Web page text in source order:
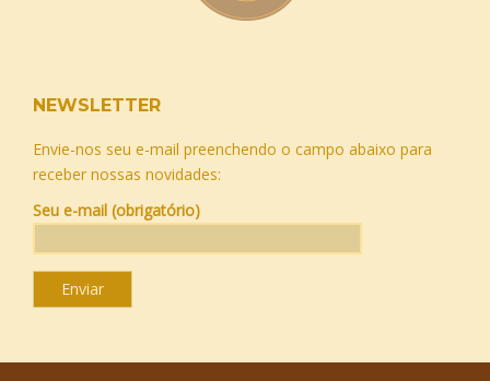
NEWSLETTER
Envie-nos seu e-mail preenchendo o campo abaixo para
receber nossas novidades:
Seu e-mail (obrigatório)